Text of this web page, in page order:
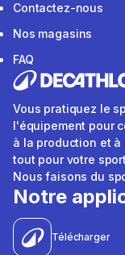
Contactez-nous
Nos magasins
FAQ
Vous pratiquez le
l'équipement pour
à la production et
tout pour votre
Nous faisons du
Notre
Télécharger